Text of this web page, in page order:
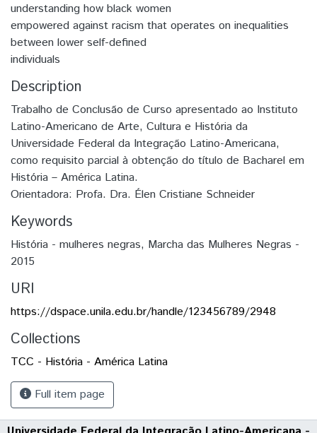
understanding how black women
empowered against racism that operates on inequalities
between lower self-defined
individuals
Description
Trabalho de Conclusão de Curso apresentado ao Instituto
Latino-Americano de Arte, Cultura e História da
Universidade Federal da Integração Latino-Americana,
como requisito parcial à obtenção do título de Bacharel em
História – América Latina.
Orientadora: Profa. Dra. Élen Cristiane Schneider
Keywords
História - mulheres negras, Marcha das Mulheres Negras -
2015
URI
https://dspace.unila.edu.br/handle/123456789/2948
Collections
TCC - História - América Latina
Full item page